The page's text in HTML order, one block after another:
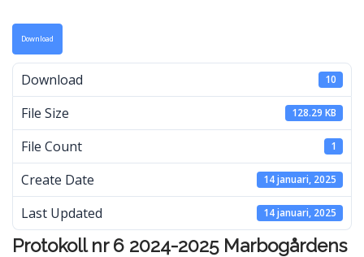
Download
Download 10
File Size 128.29 KB
File Count 1
Create Date 14 januari, 2025
Last Updated 14 januari, 2025
Protokoll nr 6 2024-2025 Marbogårdens